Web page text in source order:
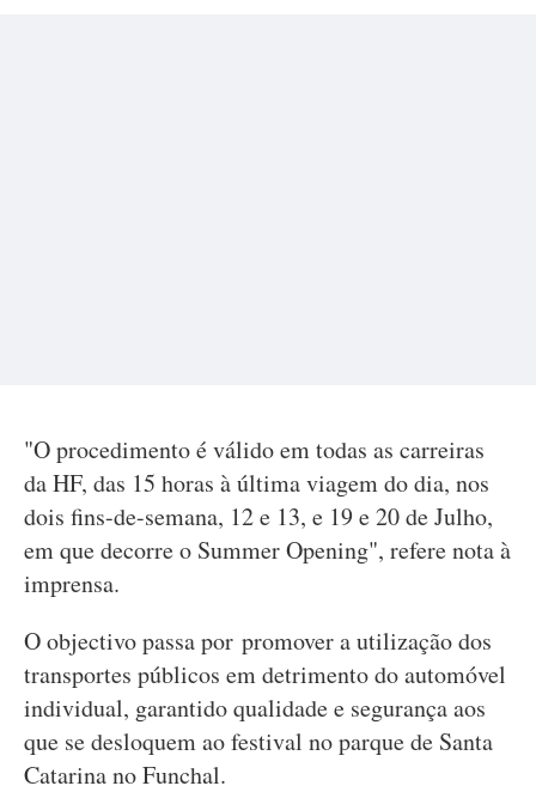
"O procedimento é válido em todas as carreiras
da HF, das 15 horas à última viagem do dia, nos
dois fins-de-semana, 12 e 13, e 19 e 20 de Julho,
em que decorre o Summer Opening", refere nota à
imprensa.
O objectivo passa por promover a utilização dos
transportes públicos em detrimento do automóvel
individual, garantido qualidade e segurança aos
que se desloquem ao festival no parque de Santa
Catarina no Funchal.